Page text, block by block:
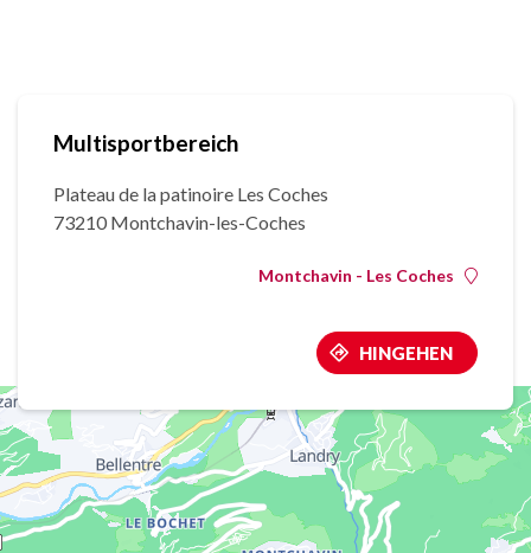
Multisportbereich
Plateau de la patinoire Les Coches
73210 Montchavin-les-Coches
Montchavin - Les Coches
HINGEHEN